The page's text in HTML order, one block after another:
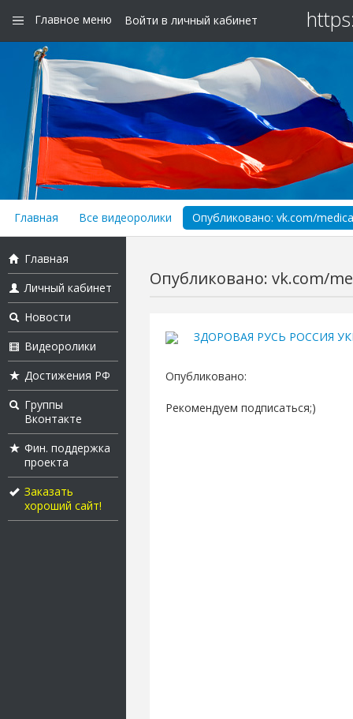
Главное меню Войти в личный кабинет
Главная Все видеоролики Опубликовано: vk.com/
Главная
Личный кабинет
Новости
Видеоролики
Достижения РФ
Группы
Вконтакте
Фин. поддержка
проекта
Заказать
хороший сайт!
Опубликовано: vk.com/
ЗДОРОВАЯ РУСЬ РОССИЯ
Опубликовано:
Рекомендуем подписаться;)